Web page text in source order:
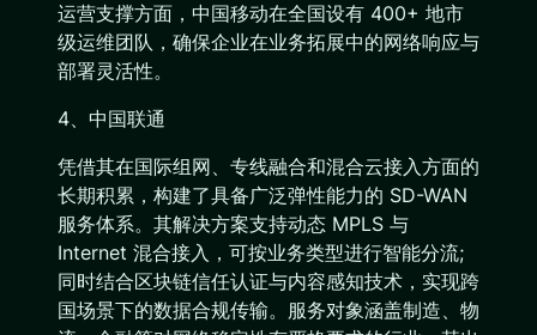
运营支撑方面，中国移动在全国设有 400+ 地市
级运维团队，确保企业在业务拓展中的网络响应与
部署灵活性。
4、中国联通
凭借其在国际组网、专线融合和混合云接入方面的
长期积累，构建了具备广泛弹性能力的 SD-WAN
服务体系。其解决方案支持动态 MPLS 与
Internet 混合接入，可按业务类型进行智能分流;
同时结合区块链信任认证与内容感知技术，实现跨
国场景下的数据合规传输。服务对象涵盖制造、物